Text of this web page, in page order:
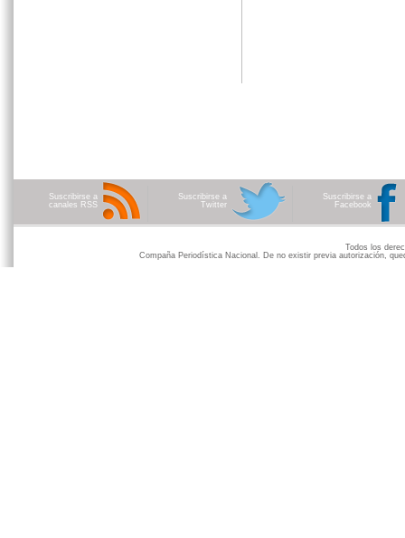
Suscribirse a
canales RSS
Suscribirse a
Twitter
Suscribirse a
Facebook
Todos los
Compaña Periodística Nacional. De no existir previa autorización,